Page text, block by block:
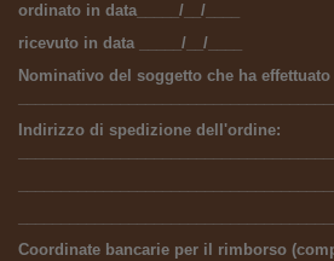
ordinato in data_____/__/____
ricevuto in data _____/__/____
Nominativo del soggetto che ha effettuato
Indirizzo di spedizione dell'ordine:
Coordinate bancarie per il rimborso